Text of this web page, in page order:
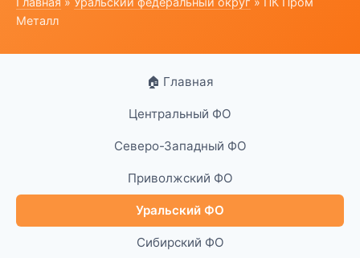
Металл
🏠 Главная
Центральный ФО
Северо-Западный ФО
Приволжский ФО
Уральский ФО
Сибирский ФО